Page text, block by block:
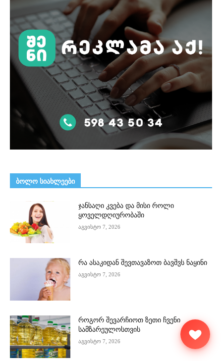
ᲑᲝᲚᲝ ᲡᲘᲐᲮᲚᲔᲔᲑᲘ
ჯანსაღი კვება და მისი როლი
ყოველდღიურობაში
აგვისტო 7, 2026
რა ასაკიდან შევთავაზოთ ბავშვს ნაყინი
აგვისტო 7, 2026
როგორ შევარჩიოთ ზეთი ჩვენი
სამზარეულოსთვის
აგვისტო 7, 2026